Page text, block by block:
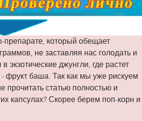
препарате, который обещает
не заставляя нас голодать и
экзотические джунгли, где растет
фрукт баша. Так как мы уже рискуем
прочитать статью полностью и
капсулах? Скорее берем поп-корн и